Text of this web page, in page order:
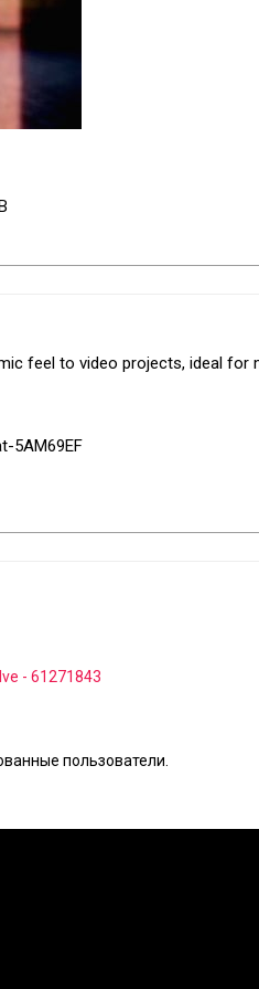
feel to video projects, ideal for
5AM69EF
- 61271843
пользователи.